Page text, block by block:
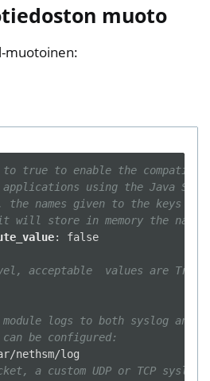
muoto
muotoinen:
true to enable the
using the Java Sun
the names given to the keys
will store in memory the
: false
acceptable  values are
logs to both syslog
be configured:
nethsm/log
a custom UDP or TCP syslog